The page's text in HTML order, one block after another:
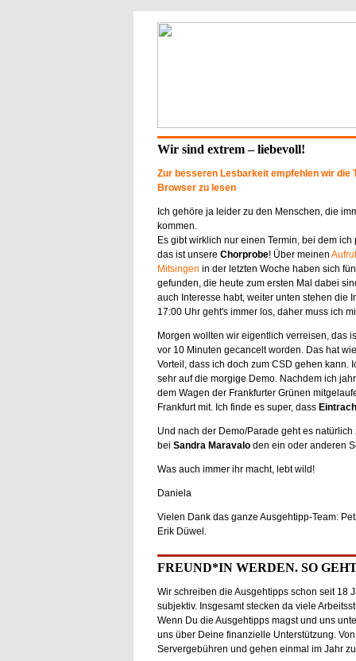
Wir sind extrem – liebevoll!
Zur besseren Lesbarkeit empfehlen wir die
Browser zu lesen
Ich gehöre ja leider zu den Menschen, die
kommen.
Es gibt wirklich nur einen Termin, bei dem ich
das ist unsere Chorprobe! Über meinen
Mitsingen in der letzten Woche haben sich
gefunden, die heute zum ersten Mal dabei
auch Interesse habt, weiter unten stehen die
17:00 Uhr geht's immer los, daher muss ich
Morgen wollten wir eigentlich verreisen, das
vor 10 Minuten gecancelt worden. Das hat
Vorteil, dass ich doch zum CSD gehen kann.
sehr auf die morgige Demo. Nachdem ich
dem Wagen der Frankfurter Grünen
Frankfurt mit. Ich finde es super, dass
Und nach der Demo/Parade geht es
bei Sandra Maravaloden ein oder anderen
Was auch immer ihr macht, lebt wild!
Daniela
Vielen Dank das ganze Ausgehtipp-Team:
Erik Düwel.
FREUND*IN WERDEN. SO
Wir schreiben die Ausgehtipps schon seit 18
subjektiv. Insgesamt stecken da viele
Wenn Du die Ausgehtipps magst und uns
uns über Deine finanzielle Unterstützung.
Servergebühren und gehen einmal im Jahr